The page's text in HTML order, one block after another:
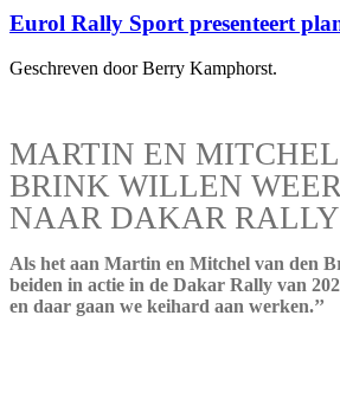
Eurol Rally Sport presenteert
Geschreven door Berry Kamphorst.
MARTIN EN
BRINK WILLEN
NAAR DAKAR RALLY
Als het aan Martin en Mitchel van den
beiden in actie in de Dakar Rally van
en daar gaan we keihard aan werken.’’